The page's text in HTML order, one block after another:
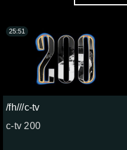
/fh///c-tv
c-tv 200
25:51